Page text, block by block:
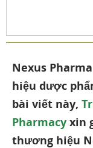
Nexus
hiệu dược
bài viết này,
Pharmacy xin
thương hiệu